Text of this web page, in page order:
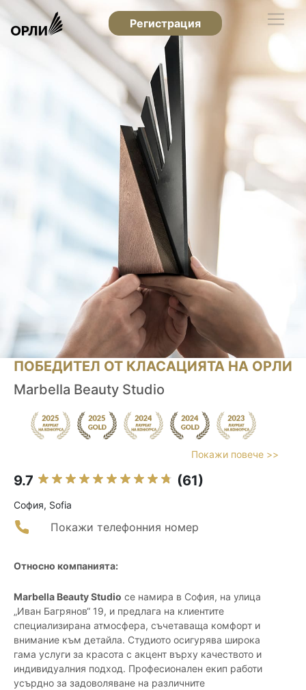
Регистрация
ПОБЕДИТЕЛ ОТ КЛАСАЦИЯТА НА ОРЛИ
Marbella Beauty Studio
Покажи повече >>
9.7 (61)
София, Sofia
Покажи телефонния номер
Относно компанията:
Marbella Beauty Studio се намира в София, на улица
„Иван Багрянов“ 19, и предлага на клиентите
специализирана атмосфера, съчетаваща комфорт и
внимание към детайла. Студиото осигурява широка
гама услуги за красота с акцент върху качеството и
индивидуалния подход. Професионален екип работи
усърдно за задоволяване на различните